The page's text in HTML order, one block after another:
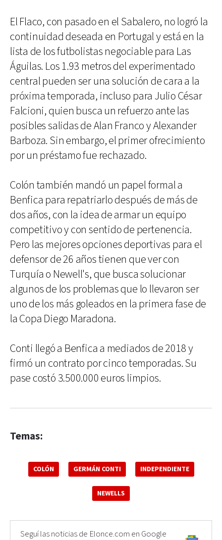
El Flaco, con pasado en el Sabalero, no logró la
continuidad deseada en Portugal y está en la
lista de los futbolistas negociable para Las
Águilas. Los 1.93 metros del experimentado
central pueden ser una solución de cara a la
próxima temporada, incluso para Julio César
Falcioni, quien busca un refuerzo ante las
posibles salidas de Alan Franco y Alexander
Barboza. Sin embargo, el primer ofrecimiento
por un préstamo fue rechazado.
Colón también mandó un papel formal a
Benfica para repatriarlo después de más de
dos años, con la idea de armar un equipo
competitivo y con sentido de pertenencia.
Pero las mejores opciones deportivas para el
defensor de 26 años tienen que ver con
Turquía o Newell's, que busca solucionar
algunos de los problemas que lo llevaron ser
uno de los más goleados en la primera fase de
la Copa Diego Maradona.
Conti llegó a Benfica a mediados de 2018 y
firmó un contrato por cinco temporadas. Su
pase costó 3.500.000 euros limpios.
Temas:
COLÓN GERMÁN CONTI INDEPENDIENTE
NEWELLS
Seguí las noticias de Elonce.com en Google